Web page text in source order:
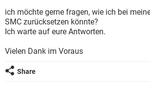
WHATSAPP TIKTOK
FACEBOOK
WINDOWS 10
FACEBOOK
ich möchte gerne fragen, wie ich bei
SMC zurücksetzen könnte?
Ich warte auf eure Antworten.
Vielen Dank im Voraus
Share